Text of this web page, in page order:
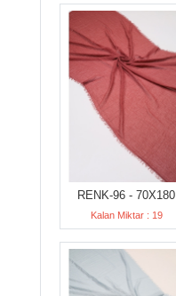
RENK-96 - 70X180
Kalan Miktar : 19